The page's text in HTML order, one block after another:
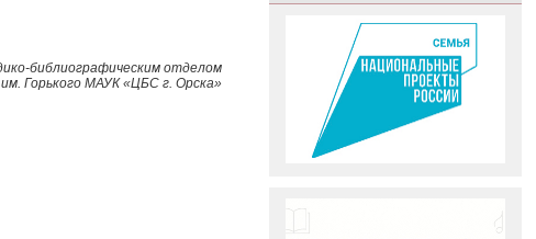
библиографическим отделом
Горького МАУК «ЦБС г. Орска»